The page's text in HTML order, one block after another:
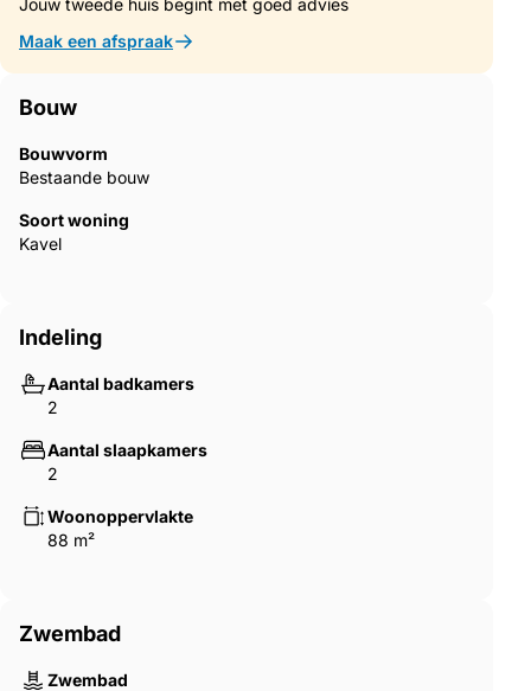
Jouw tweede huis begint met goed advies
Maak een afspraak
Bouw
Bouwvorm
Bestaande bouw
Soort woning
Kavel
Indeling
Aantal badkamers
2
Aantal slaapkamers
2
Woonoppervlakte
88 m²
Zwembad
Zwembad